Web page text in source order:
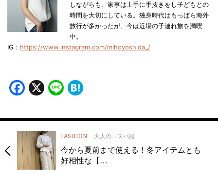
しながらも、家事は上手に手抜きをし子どもとの
時間を大切にしている。独身時代はもっぱら海外
旅行が多かったが、今は近場の子連れ旅を満喫
中。
IG： https://www.instagram.com/mihoyoshida_/
Facebook
X Line
FASHION 大人のコスパ服
今から夏前まで使える！冬アイテムとも
好相性な【…